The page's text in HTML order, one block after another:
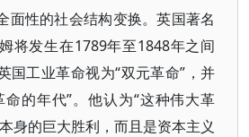
面性的社会结构变换。英国著名
将发生在1789年至1848年之间
国工业革命视为“双元革命”，并
的年代”。他认为“这种伟大革
身的巨大胜利，而且是资本主义